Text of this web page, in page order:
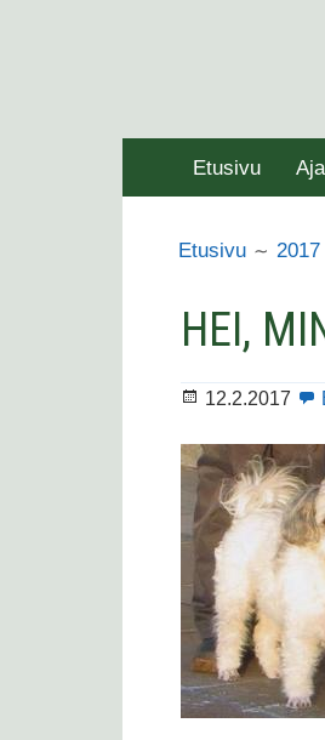
VALIKKO
Etusivu
Etusivu 2017
HEI,
Julkaistu
12.2.2017